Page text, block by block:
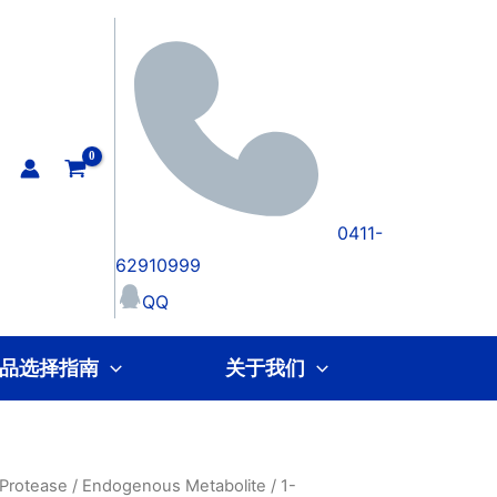
0411-
62910999
QQ
选择指南 关于我们
/ Endogenous Metabolite / 1-